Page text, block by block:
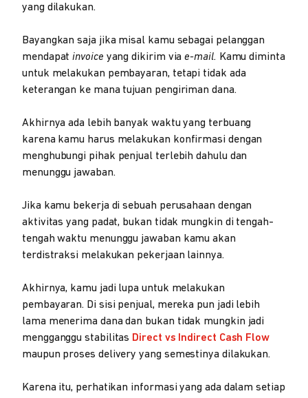
yang dilakukan.
Bayangkan saja jika misal kamu sebagai pelanggan
mendapatinvoice yang dikirim viae-mail. Kamu diminta
untuk melakukan pembayaran, tetapi tidak ada
keterangan ke mana tujuan pengiriman dana.
Akhirnya ada lebih banyak waktu yang terbuang
karena kamu harus melakukan konfirmasi dengan
menghubungi pihak penjual terlebih dahulu dan
menunggu jawaban.
Jika kamu bekerja di sebuah perusahaan dengan
aktivitas yang padat, bukan tidak mungkin di tengah-
tengah waktu menunggu jawaban kamu akan
terdistraksi melakukan pekerjaan lainnya.
Akhirnya, kamu jadi lupa untuk melakukan
pembayaran. Di sisi penjual, mereka pun jadi lebih
lama menerima dana dan bukan tidak mungkin jadi
mengganggu stabilitas Direct vs Indirect Cash Flow
maupun proses delivery yang semestinya dilakukan.
Karena itu, perhatikan informasi yang ada dalam setiap